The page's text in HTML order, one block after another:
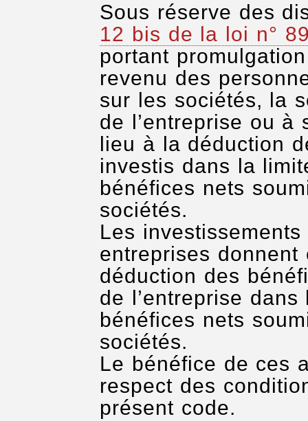
Sous réserve des
12 bis de la loi n°
portant
revenu des
sur les sociétés, la
de l’entreprise ou à
lieu à la déduction
investis dans la
bénéfices nets
sociétés.
Les
entreprises
déduction des
de l’entreprise
bénéfices nets
sociétés.
Le bénéfice de ces
respect des
présent code.